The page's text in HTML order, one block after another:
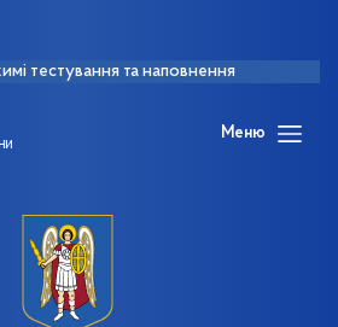
тестування та наповнення
Меню